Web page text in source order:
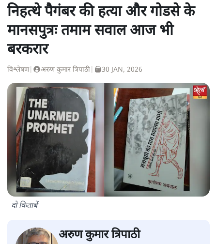
निहत्थे पैगंबर की हत्या और गोडसे के
मानसपुत्रः तमाम सवाल आज भी
बरकरार
विश्लेषण| अरुण कुमार त्रिपाठी 30 JAN, 2026
दो किताबें
अरुण कुमार त्रिपाठी